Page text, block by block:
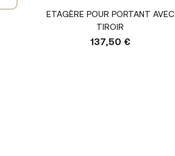
Voir le produit
ETAGÈRE POUR PORTANT AVEC
TIROIR
137,50 €